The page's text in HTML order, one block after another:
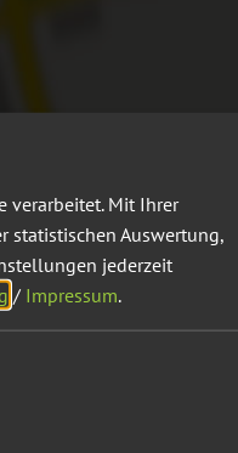
mit hügeligem
des Weges liegen
verarbeitet. Mit Ihrer
statistischen Auswertung,
jederzeit
/ Impressum.